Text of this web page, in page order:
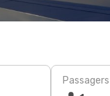
Passagers